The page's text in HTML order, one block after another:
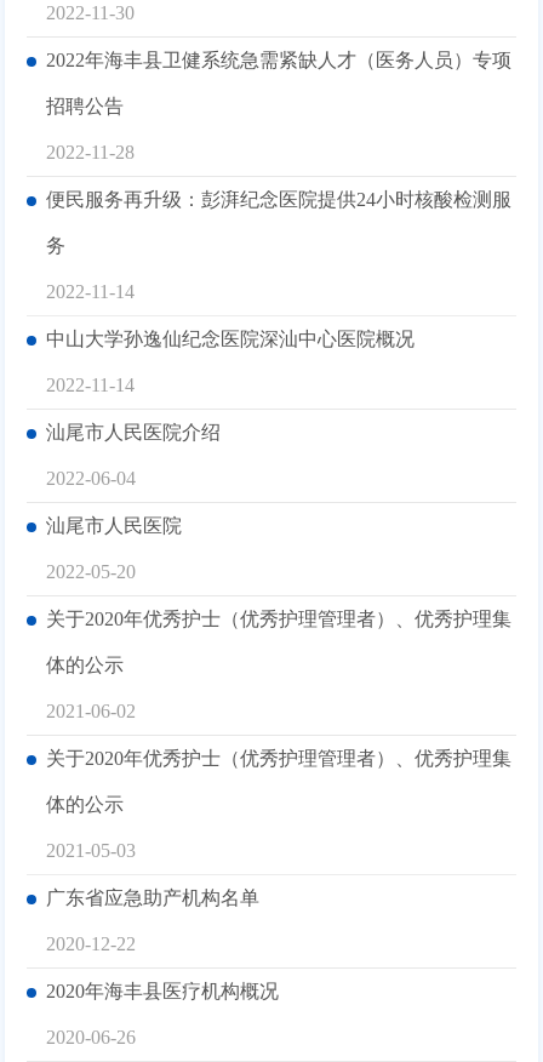
2022-11-30
2022年海丰县卫健系统急需紧缺人才（医务人员）专项
招聘公告
2022-11-28
便民服务再升级：彭湃纪念医院提供24小时核酸检测服
务
2022-11-14
中山大学孙逸仙纪念医院深汕中心医院概况
2022-11-14
汕尾市人民医院介绍
2022-06-04
汕尾市人民医院
2022-05-20
关于2020年优秀护士（优秀护理管理者）、优秀护理集
体的公示
2021-06-02
关于2020年优秀护士（优秀护理管理者）、优秀护理集
体的公示
2021-05-03
广东省应急助产机构名单
2020-12-22
2020年海丰县医疗机构概况
2020-06-26